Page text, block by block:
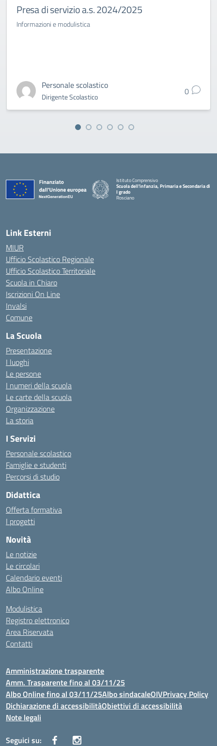
Presa di servizio a.s. 2024/2025
Informazioni e modulistica
Personale scolastico
Dirigente Scolastico 0
Istituto Comprensivo
Scuola dell'infanzia, Primaria e Secondaria di
I grado
Rosciano
Link Esterni
MIUR
Ufficio Scolastico Regionale
Ufficio Scolastico Territoriale
Scuola in Chiaro
Iscrizioni On Line
Invalsi
Comune
La Scuola
Presentazione
I luoghi
Le persone
I numeri della scuola
Le carte della scuola
Organizzazione
La storia
I Servizi
Personale scolastico
Famiglie e studenti
Percorsi di studio
Didattica
Offerta formativa
I progetti
Novità
Le notizie
Le circolari
Calendario eventi
Albo Online
Modulistica
Registro elettronico
Area Riservata
Contatti
Amministrazione trasparente
Amm. Trasparente fino al 03/11/25
Albo Online fino al 03/11/25Albo sindacaleOIVPrivacy Policy
Dichiarazione di accessibilitàObiettivi di accessibilità
Note legali
Seguici su: